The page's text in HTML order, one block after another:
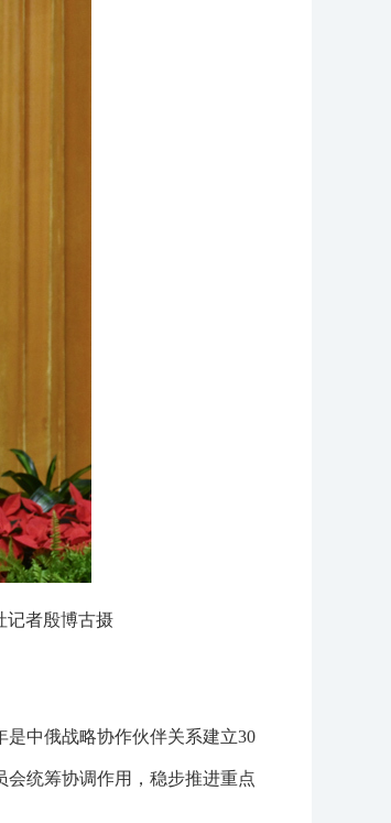
记者殷博古摄
中俄战略协作伙伴关系建立30
统筹协调作用，稳步推进重点